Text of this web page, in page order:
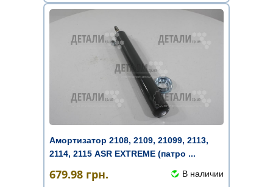
Амортизатор 2108, 2109, 21099, 2113,
2114, 2115 ASR EXTREME (патро ...
679.98 грн. В наличии